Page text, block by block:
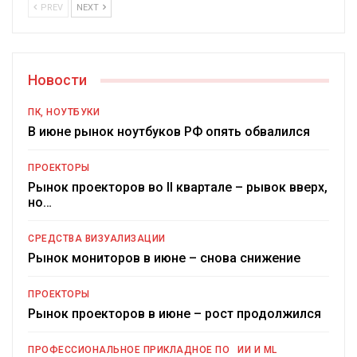
PREV NEXT
Новости
ПК, НОУТБУКИ
В июне рынок ноутбуков РФ опять обвалился
ПРОЕКТОРЫ
Рынок проекторов во II квартале – рывок вверх,
но…
СРЕДСТВА ВИЗУАЛИЗАЦИИ
Рынок мониторов в июне – снова снижение
ПРОЕКТОРЫ
Рынок проекторов в июне – рост продолжился
ПРОФЕССИОНАЛЬНОЕ ПРИКЛАДНОЕ ПО ИИ И ML